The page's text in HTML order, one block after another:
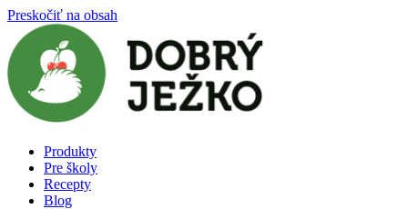
Preskočiť na obsah
Produkty
Pre školy
Recepty
Blog